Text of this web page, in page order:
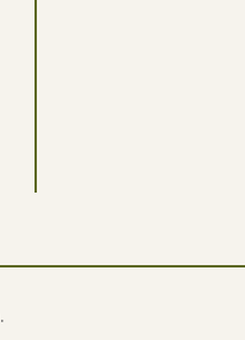
.